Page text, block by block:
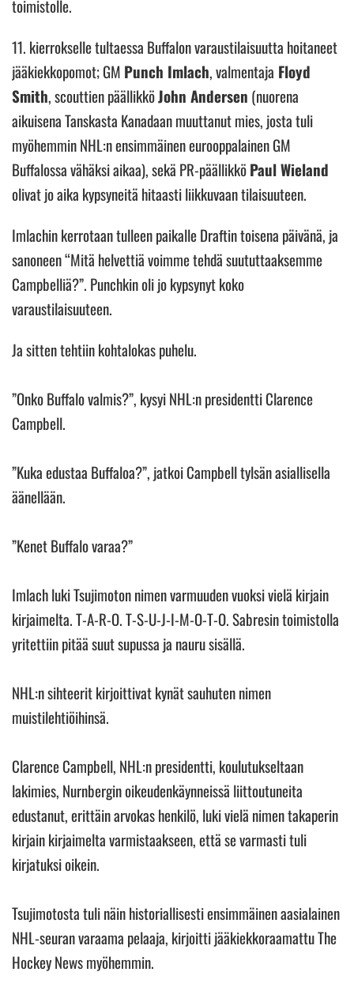
toimistolle.
11. kierrokselle tultaessa Buffalon varaustilaisuutta hoitaneet
jääkiekkopomot; GM Punch Imlach, valmentaja Floyd
Smith, scouttien päällikköJohn Andersen (nuorena
aikuisena Tanskasta Kanadaan muuttanut mies, josta tuli
myöhemmin NHL:n ensimmäinen eurooppalainen GM
Buffalossa vähäksi aikaa), sekä PR-päällikköPaul Wieland
olivat jo aika kypsyneitä hitaasti liikkuvaan tilaisuuteen.
Imlachin kerrotaan tulleen paikalle Draftin toisena päivänä, ja
sanoneen “Mitä helvettiä voimme tehdä suututtaaksemme
Campbelliä?”. Punchkin oli jo kypsynyt koko
varaustilaisuuteen.
Ja sitten tehtiin kohtalokas puhelu.
”Onko Buffalo valmis?”, kysyi NHL:n presidentti Clarence
Campbell.
”Kuka edustaa Buffaloa?”, jatkoi Campbell tylsän asiallisella
äänellään.
”Kenet Buffalo varaa?”
Imlach luki Tsujimoton nimen varmuuden vuoksi vielä kirjain
kirjaimelta. T-A-R-O. T-S-U-J-I-M-O-T-O. Sabresin toimistolla
yritettiin pitää suut supussa ja nauru sisällä.
NHL:n sihteerit kirjoittivat kynät sauhuten nimen
muistilehtiöihinsä.
Clarence Campbell, NHL:n presidentti, koulutukseltaan
lakimies, Nurnbergin oikeudenkäynneissä liittoutuneita
edustanut, erittäin arvokas henkilö, luki vielä nimen takaperin
kirjain kirjaimelta varmistaakseen, että se varmasti tuli
kirjatuksi oikein.
Tsujimotosta tuli näin historiallisesti ensimmäinen aasialainen
NHL-seuran varaama pelaaja, kirjoitti jääkiekkoraamattu The
Hockey News myöhemmin.